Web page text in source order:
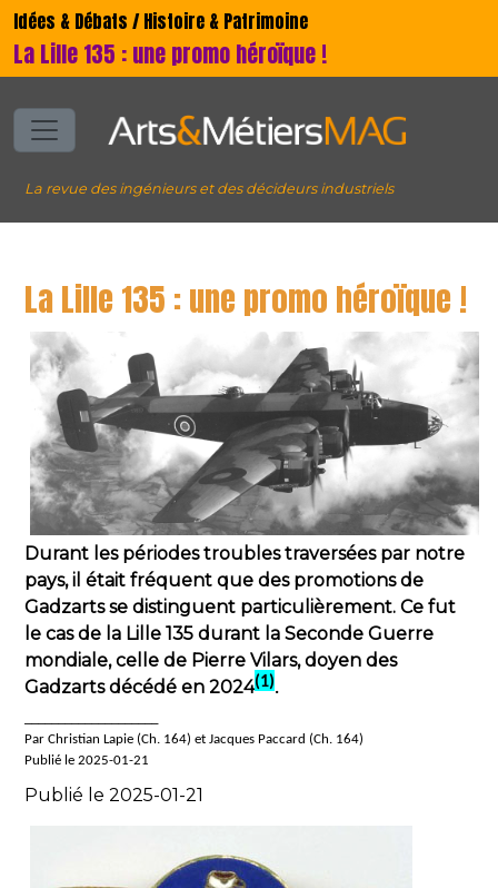
Idées & Débats / Histoire & Patrimoine
La Lille 135 : une promo héroïque !
La revue des ingénieurs et des décideurs industriels
La Lille 135 : une promo héroïque !
Durant les périodes troubles traversées par notre
pays, il était fréquent que des promotions de
Gadzarts se distinguent particulièrement. Ce fut
le cas de la Lille 135 durant la Seconde Guerre
mondiale, celle de Pierre Vilars, doyen des
Gadzarts décédé en 2024(1).
Par Christian Lapie (Ch. 164) et Jacques Paccard (Ch. 164)
Publié le 2025-01-21
Publié le 2025-01-21